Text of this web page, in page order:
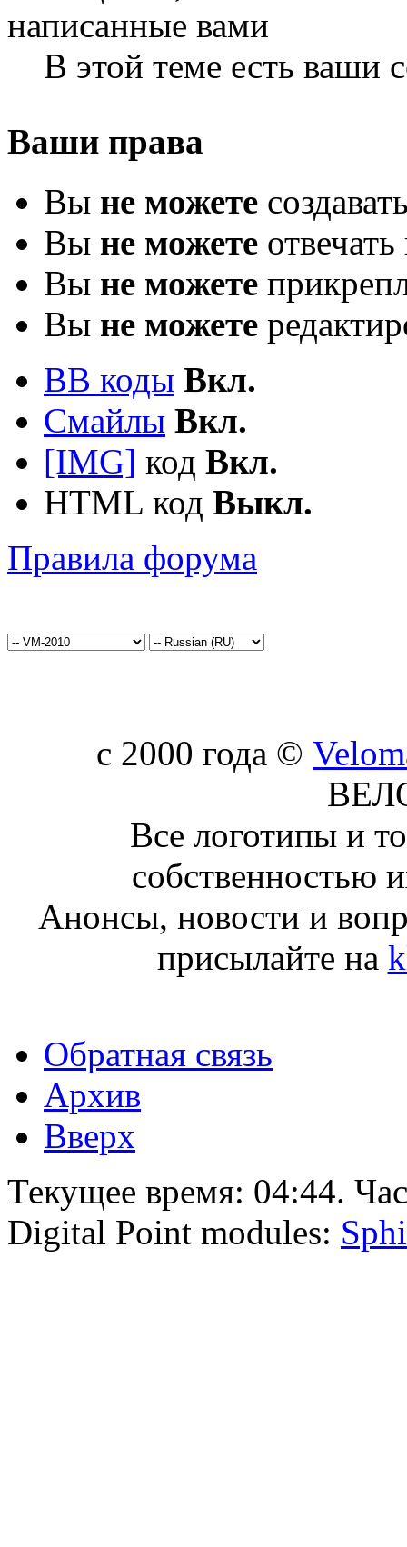
В этой теме есть ваши
Ваши права
Вы не можете
Вы не можете
Вы не можете
Вы не можете
BB коды Вкл.
Смайлы Вкл.
[IMG] код Вкл.
HTML код Выкл.
Правила форума
c 2000 года ©
Все логотипы и
собственностью
Анонсы, новости и
присылайте на
Обратная связь
Архив
Вверх
Текущее время: 04:44.
Digital Point modules: